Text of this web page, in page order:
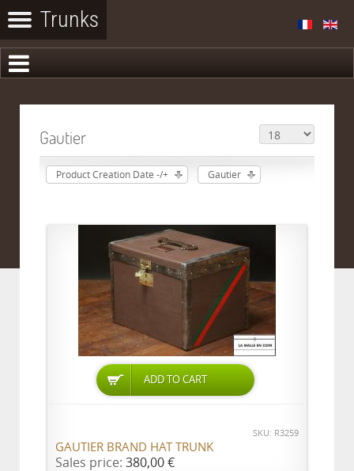
Gautier
Product Creation Date -/+ Gautier
ADD TO CART
SKU: R3259
GAUTIER BRAND HAT TRUNK
Sales price: 380,00 €